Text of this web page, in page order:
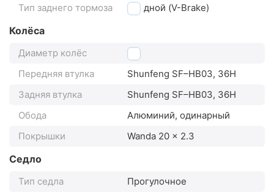
Тип заднего тормоза ободной (V-Brake)
Колёса
Диаметр колёс
20"
Передняя втулка
Shunfeng SF–HB03, 36H
Задняя втулка
Shunfeng SF–HB03, 36H
Обода
Алюминий, одинарный
Покрышки
Wanda 20 x 2.3
Седло
Тип седла Прогулочное